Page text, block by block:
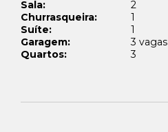
Sala:
2
Churrasqueira:
1
Suíte:
1
Garagem:
3 vagas
Quartos:
3